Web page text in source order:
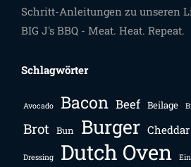
Schritt-Anleitungen zu unseren
BIG J's BBQ - Meat. Heat. Repeat.
Schlagwörter
Avocado Bacon Beef Beilage
Brot Bun Burger Cheddar
Dressing Dutch Oven